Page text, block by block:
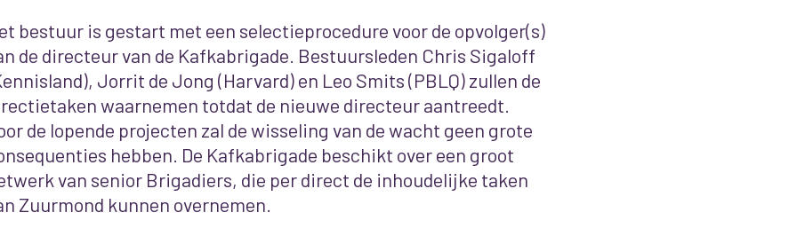
bestuur is gestart met een selectieprocedure voor de opvolger(s)
de directeur van de Kafkabrigade. Bestuursleden Chris Sigaloff
Jorrit de Jong (Harvard) en Leo Smits (PBLQ) zullen de
waarnemen totdat de nieuwe directeur aantreedt.
de lopende projecten zal de wisseling van de wacht geen grote
hebben. De Kafkabrigade beschikt over een groot
van senior Brigadiers, die per direct de inhoudelijke taken
Zuurmond kunnen overnemen.